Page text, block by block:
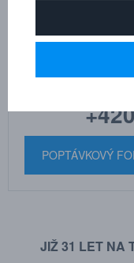
POPTÁVKOVÝ
JIŽ 31 LET NA